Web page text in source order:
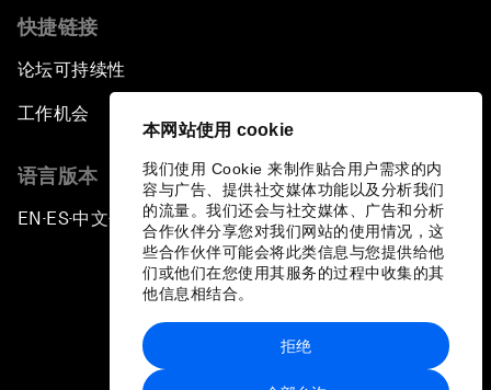
本网站使用 cookie
我们使用 Cookie 来制作贴合用户需求的内
容与广告、提供社交媒体功能以及分析我们
的流量。我们还会与社交媒体、广告和分析
合作伙伴分享您对我们网站的使用情况，这
些合作伙伴可能会将此类信息与您提供给他
们或他们在您使用其服务的过程中收集的其
他信息相结合。
拒绝
快捷链接
论坛可持续性
工作机会
语言版本
EN ▪ES▪中文▪ 日本語